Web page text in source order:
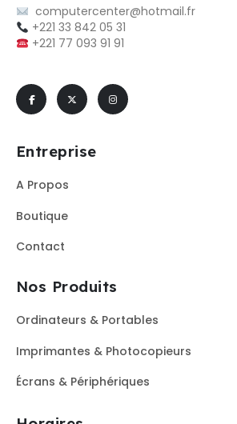
computercenter@hotmail.fr
+221 33 842 05 31
+221 77 093 91 91
Entreprise
A Propos
Boutique
Contact
Nos Produits
Ordinateurs & Portables
Imprimantes & Photocopieurs
Écrans & Périphériques